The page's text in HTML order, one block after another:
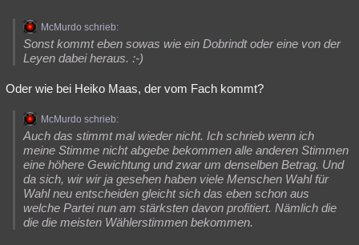
McMurdo schrieb:
Sonst kommt eben sowas wie ein Dobrindt oder eine von der
Leyen dabei heraus. :-)
Oder wie bei Heiko Maas, der vom Fach kommt?
McMurdo schrieb:
Auch das stimmt mal wieder nicht. Ich schrieb wenn ich
meine Stimme nicht abgebe bekommen alle anderen Stimmen
eine höhere Gewichtung und zwar um denselben Betrag. Und
da sich, wir wir ja gesehen haben viele Menschen Wahl für
Wahl neu entscheiden gleicht sich das eben schon aus
welche Partei nun am stärksten davon profitiert. Nämlich die
die die meisten Wählerstimmen bekommen.